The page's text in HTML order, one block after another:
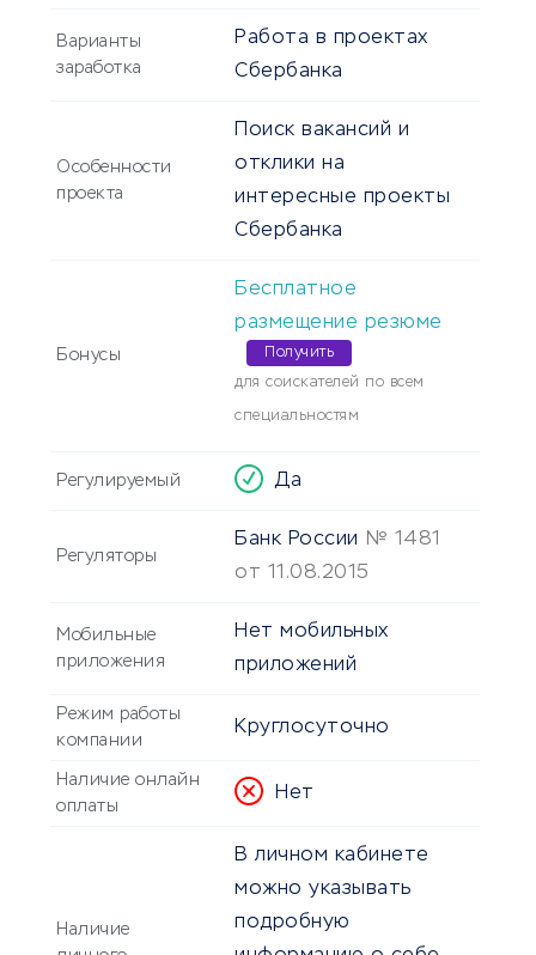
Варианты
заработка
Работа в проектах
Сбербанка
Особенности
проекта
Поиск вакансий и
отклики на
интересные проекты
Сбербанка
Бонусы
Бесплатное
размещение резюме
Получить
для соискателей по всем
специальностям
Регулируемый Да
Регуляторы
Банк России № 1481
от 11.08.2015
Мобильные
приложения
Нет мобильных
приложений
Режим работы
компании
Круглосуточно
Наличие онлайн
оплаты
Нет
Наличие
В личном кабинете
можно указывать
подробную